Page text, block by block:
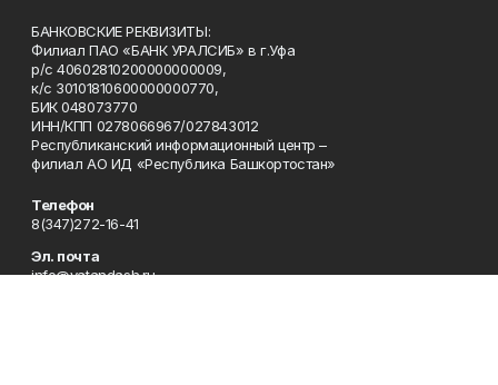
БАНКОВСКИЕ РЕКВИЗИТЫ:
Филиал ПАО «БАНК УРАЛСИБ» в г.Уфа
р/с 40602810200000000009,
к/с 30101810600000000770,
БИК 048073770
ИНН/КПП 0278066967/027843012
Республиканский информационный центр –
филиал АО ИД «Республика Башкортостан»
Телефон
8(347)272-16-41
Эл. почта
info@vatandash.ru